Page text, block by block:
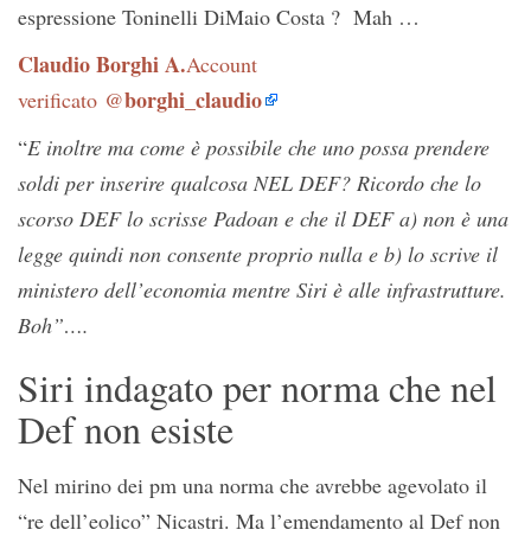
espressione Toninelli DiMaio Costa ? Mah …
Claudio Borghi A.Account
verificato @borghi_claudio
“E inoltre ma come è possibile che uno possa prendere
soldi per inserire qualcosa NEL DEF? Ricordo che lo
scorso DEF lo scrisse Padoan e che il DEF a) non è una
legge quindi non consente proprio nulla e b) lo scrive il
ministero dell’economia mentre Siri è alle infrastrutture.
Boh”….
Siri indagato per norma che nel
Def non esiste
Nel mirino dei pm una norma che avrebbe agevolato il
“re dell’eolico” Nicastri. Ma l’emendamento al Def non